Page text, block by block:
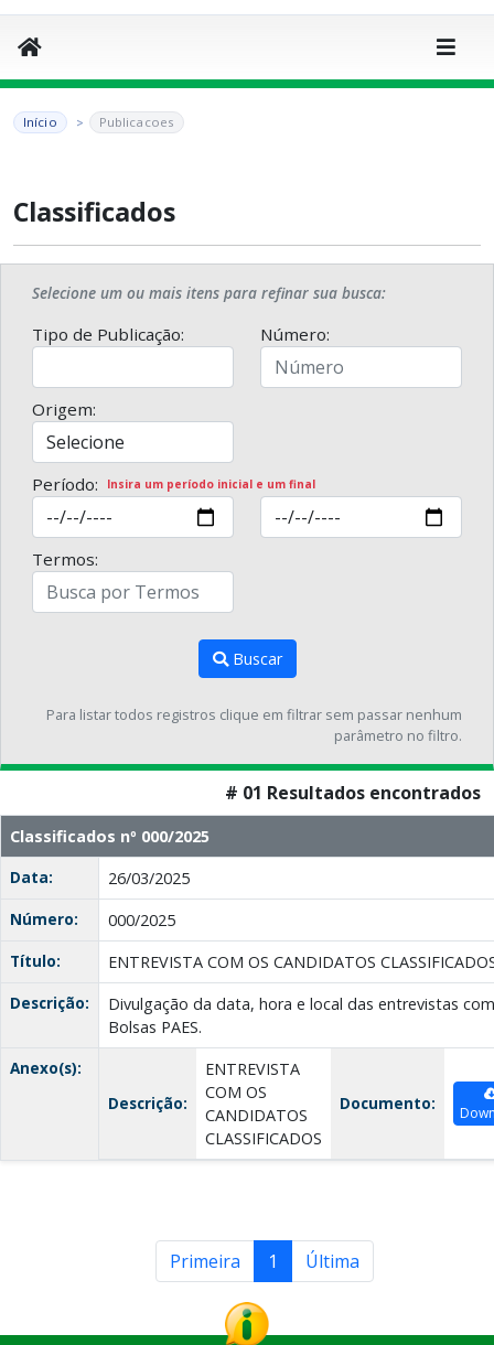
Início Publicacoes
Classificados
Selecione um ou mais itens para refinar sua busca:
Tipo de Publicação: Número:
Origem:
Período: Insira um período inicial e um final
Termos:
Buscar
Para listar todos registros clique em filtrar sem passar nenhum
parâmetro no filtro.
# 01 Resultados encontrados
Classificados nº 000/2025
Data:
26/03/2025
Número:
000/2025
Título:
ENTREVISTA COM OS CANDIDATOS
Descrição:
Divulgação da data, hora e local das entrevistas
Bolsas PAES.
Anexo(s):
Descrição:
ENTREVISTA
COM OS
CANDIDATOS
CLASSIFICADOS
Documento:
Primeira 1 Última